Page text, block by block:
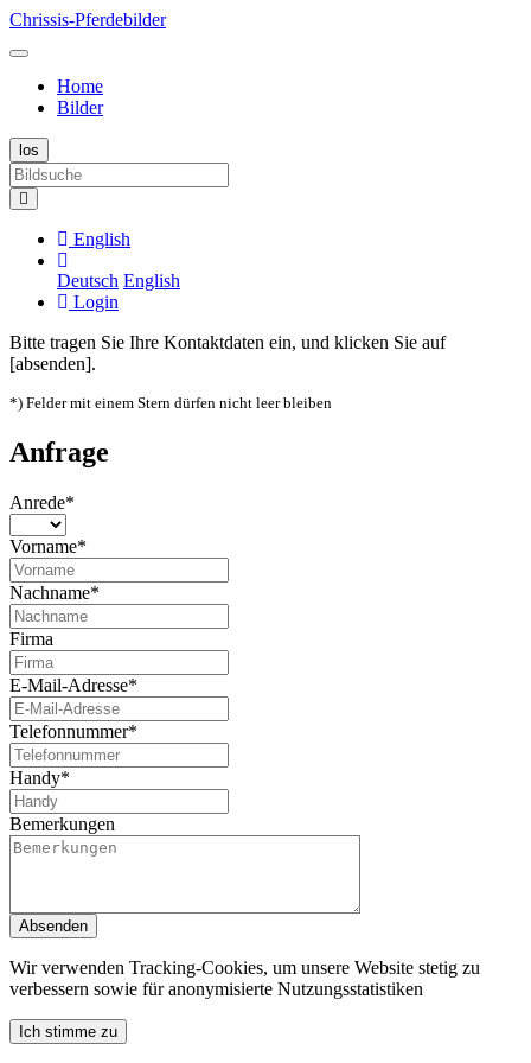
Chrissis-Pferdebilder
Home
Bilder
English
Deutsch English
Login
Bitte tragen Sie Ihre Kontaktdaten ein, und klicken Sie auf
[absenden].
*) Felder mit einem Stern dürfen nicht leer bleiben
Anfrage
Anrede*
Vorname*
Nachname*
Firma
E-Mail-Adresse*
Telefonnummer*
Handy*
Bemerkungen
Absenden
Wir verwenden Tracking-Cookies, um unsere Website stetig zu
verbessern sowie für anonymisierte Nutzungsstatistiken
Ich stimme zu